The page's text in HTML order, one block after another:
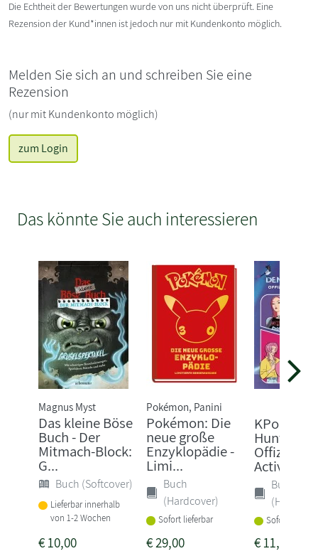
Die Echtheit der Bewertungen wurde von uns nicht überprüft. Eine
Rezension der Kund*innen ist jedoch nur mit Kundenkonto möglich.
Melden Sie sich an und schreiben Sie eine
Rezension
(nur mit Kundenkonto möglich)
zum Login
Das könnte Sie auch interessieren
Magnus Myst
Das kleine Böse
Buch - Der
Mitmach-Block:
G...
Buch (Softcover)
Lieferbar innerhalb
von 1-2 Wochen
€10,00
Pokémon, Panini
Pokémon: Die
neue große
Enzyklopädie -
Limi...
Buch
(Hardcover)
Sofort lieferbar
€29,00
KPop
Hunters -
Offizielles
Activity
Buch
Sofort
€11,99